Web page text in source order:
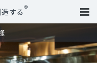
する®